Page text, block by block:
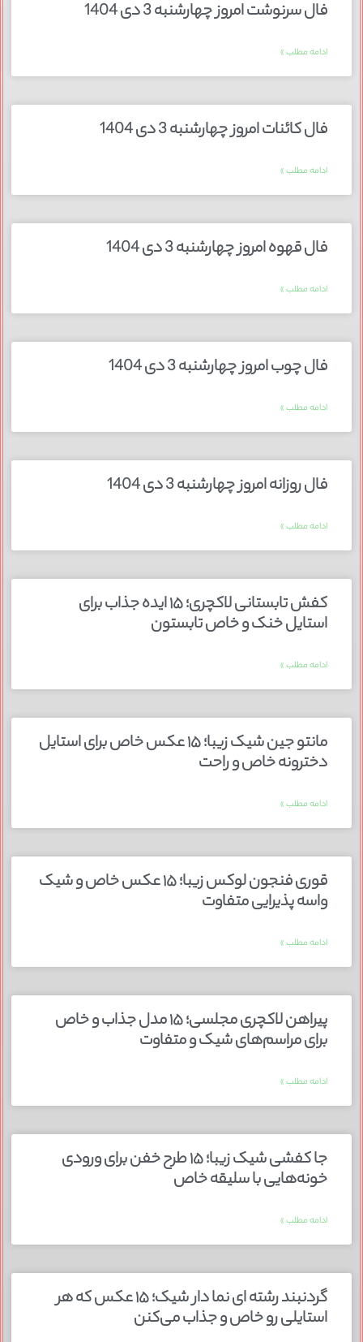
فال سرنوشت امروز چهارشنبه 3 دی 1404
ادامه مطلب »
فال کائنات امروز چهارشنبه 3 دی 1404
ادامه مطلب »
فال قهوه امروز چهارشنبه 3 دی 1404
ادامه مطلب »
فال چوب امروز چهارشنبه 3 دی 1404
ادامه مطلب »
فال روزانه امروز چهارشنبه 3 دی 1404
ادامه مطلب »
کفش تابستانی لاکچری؛ ۱۵ ایده‌ جذاب برای
استایل خنک و خاص تابستون
ادامه مطلب »
مانتو جین شیک زیبا؛ ۱۵ عکس خاص برای استایل
دخترونه خاص و راحت
ادامه مطلب »
قوری فنجون لوکس زیبا؛ ۱۵ عکس خاص و شیک
واسه پذیرایی متفاوت
ادامه مطلب »
پیراهن لاکچری مجلسی؛ ۱۵ مدل جذاب و خاص
برای مراسم‌های شیک و متفاوت
ادامه مطلب »
جا کفشی شیک زیبا؛ ۱۵ طرح خفن برای ورودی
خونه‌هایی با سلیقه خاص
ادامه مطلب »
گردنبند رشته ای نما دار شیک؛ ۱۵ عکس که هر
استایلی رو خاص و جذاب می‌کنن